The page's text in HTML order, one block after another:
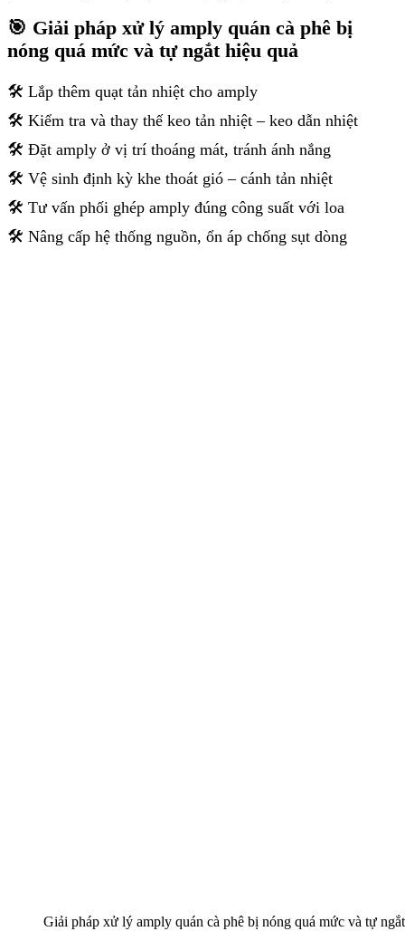
🎯 Giải pháp xử lý amply quán cà phê bị
nóng quá mức và tự ngắt hiệu quả
🛠️ Lắp thêm quạt tản nhiệt cho amply
🛠️ Kiểm tra và thay thế keo tản nhiệt – keo dẫn nhiệt
🛠️ Đặt amply ở vị trí thoáng mát, tránh ánh nắng
🛠️ Vệ sinh định kỳ khe thoát gió – cánh tản nhiệt
🛠️ Tư vấn phối ghép amply đúng công suất với loa
🛠️ Nâng cấp hệ thống nguồn, ổn áp chống sụt dòng
Giải pháp xử lý amply quán cà phê bị nóng quá mức và tự